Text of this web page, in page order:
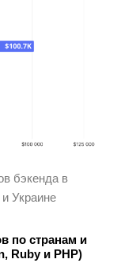
бэкенда в
Украине
по странам и
Ruby и PHP)